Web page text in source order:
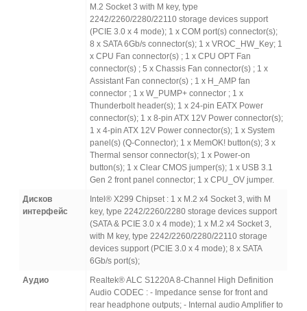
M.2 Socket 3 with M key, type
2242/2260/2280/22110 storage devices support
(PCIE 3.0 x 4 mode); 1 x COM port(s) connector(s);
8 x SATA 6Gb/s connector(s); 1 x VROC_HW_Key; 1
x CPU Fan connector(s) ; 1 x CPU OPT Fan
connector(s) ; 5 x Chassis Fan connector(s) ; 1 x
Assistant Fan connector(s) ; 1 x H_AMP fan
connector ; 1 x W_PUMP+ connector ; 1 x
Thunderbolt header(s); 1 x 24-pin EATX Power
connector(s); 1 x 8-pin ATX 12V Power connector(s);
1 x 4-pin ATX 12V Power connector(s); 1 x System
panel(s) (Q-Connector); 1 x MemOK! button(s); 3 x
Thermal sensor connector(s); 1 x Power-on
button(s); 1 x Clear CMOS jumper(s); 1 x USB 3.1
Gen 2 front panel connector; 1 x CPU_OV jumper.
Дисков
интерфейс
Intel® X299 Chipset : 1 x M.2 x4 Socket 3, with M
key, type 2242/2260/2280 storage devices support
(SATA & PCIE 3.0 x 4 mode); 1 x M.2 x4 Socket 3,
with M key, type 2242/2260/2280/22110 storage
devices support (PCIE 3.0 x 4 mode); 8 x SATA
6Gb/s port(s);
Аудио
Realtek® ALC S1220A 8-Channel High Definition
Audio CODEC : - Impedance sense for front and
rear headphone outputs; - Internal audio Amplifier to